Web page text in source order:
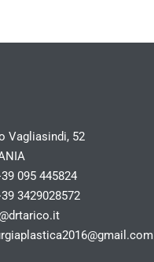
Vagliasindi, 52
095 445824
3429028572